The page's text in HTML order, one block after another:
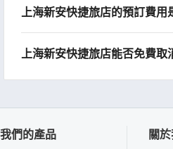
上海新安快捷旅店的預訂費用
上海新安快捷旅店能否免費取
我們的產品 關